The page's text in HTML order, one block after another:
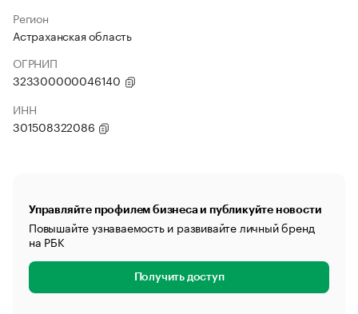
Регион
Астраханская область
ОГРНИП
323300000046140
ИНН
301508322086
Управляйте профилем бизнеса и публикуйте новости
Повышайте узнаваемость и развивайте личный бренд
на РБК
Получить доступ